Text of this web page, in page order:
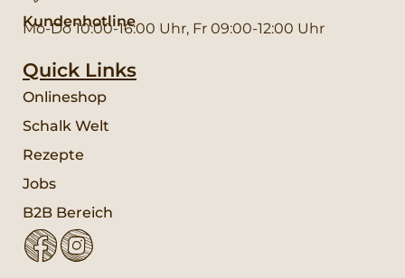
Kundenhotline
Mo-Do 10:00-16:00 Uhr, Fr 09:00-12:00 Uhr
Quick Links
Onlineshop
Schalk Welt
Rezepte
Jobs
B2B Bereich